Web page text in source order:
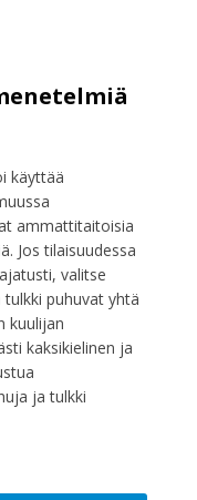
käyttää
ammattitaitoisia
Jos tilaisuudessa
valitse
puhuvat yhtä
kuulijan
kaksikielinen ja
ja tulkki